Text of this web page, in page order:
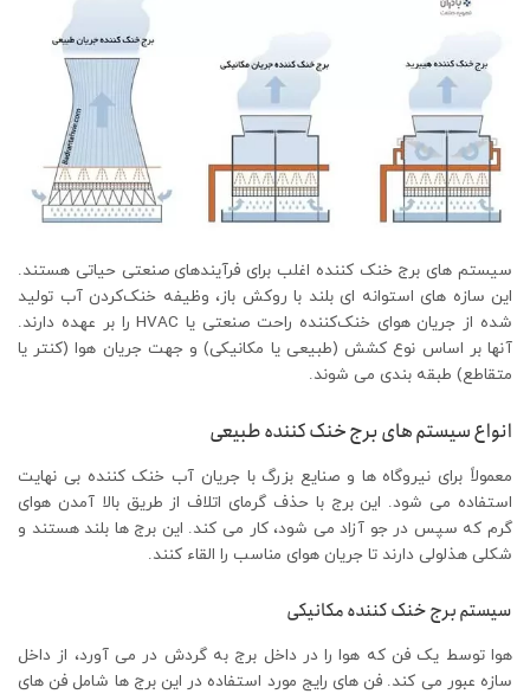
سیستم های برج خنک کننده اغلب برای فرآیندهای صنعتی حیاتی هستند.
این سازه‌ های استوانه‌ ای بلند با روکش باز، وظیفه خنک‌کردن آب تولید
شده از جریان هوای خنک‌کننده راحت صنعتی یا HVAC را بر عهده دارند.
آنها بر اساس نوع کشش (طبیعی یا مکانیکی) و جهت جریان هوا (کنتر یا
متقاطع) طبقه بندی می شوند.
انواع سیستم های برج خنک کننده طبیعی
معمولاً برای نیروگاه ها و صنایع بزرگ با جریان آب خنک کننده بی نهایت
استفاده می شود. این برج با حذف گرمای اتلاف از طریق بالا آمدن هوای
گرم که سپس در جو آزاد می شود، کار می کند. این برج ها بلند هستند و
شکلی هذلولی دارند تا جریان هوای مناسب را القاء کنند.
سیستم برج خنک کننده مکانیکی
هوا توسط یک فن که هوا را در داخل برج به گردش در می آورد، از داخل
سازه عبور می کند. فن های رایج مورد استفاده در این برج ها شامل فن های